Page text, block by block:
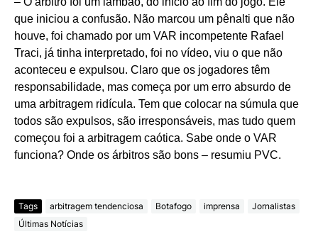
que iniciou a confusão. Não marcou um pênalti que não
houve, foi chamado por um VAR incompetente Rafael
Traci, já tinha interpretado, foi no vídeo, viu o que não
aconteceu e expulsou. Claro que os jogadores têm
responsabilidade, mas começa por um erro absurdo de
uma arbitragem ridícula. Tem que colocar na súmula que
todos são expulsos, são irresponsáveis, mas tudo quem
começou foi a arbitragem caótica. Sabe onde o VAR
funciona? Onde os árbitros são bons – resumiu PVC.
Tags arbitragem tendenciosa Botafogo imprensa
Jornalistas
Últimas Notícias